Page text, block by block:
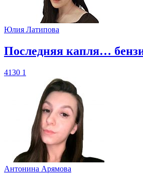
Юлия Латипова
​Последняя капля…
4130 1
Антонина Арямова